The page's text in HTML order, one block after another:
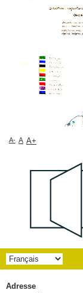
A- A A+
Adresse